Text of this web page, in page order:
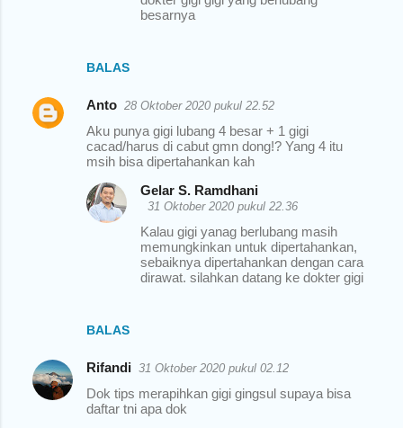
BALAS
besarnya
Anto 28 Oktober 2020 pukul 22.52
Aku punya gigi lubang 4 besar + 1 gigi
cacad/harus di cabut gmn dong!? Yang 4 itu
msih bisa dipertahankan kah
BALAS
Gelar S. Ramdhani
31 Oktober 2020 pukul 22.36
Kalau gigi yanag berlubang masih
memungkinkan untuk dipertahankan,
sebaiknya dipertahankan dengan cara
dirawat. silahkan datang ke dokter gigi
Rifandi 31 Oktober 2020 pukul 02.12
Dok tips merapihkan gigi gingsul supaya bisa
daftar tni apa dok